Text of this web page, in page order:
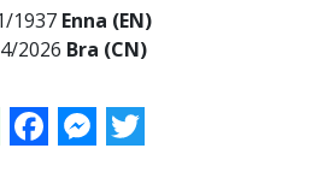
1937 Enna (EN)
2026 Bra (CN)
FacebookMessenger
Twitter